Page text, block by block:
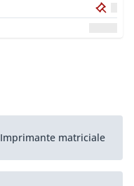
Imprimante matriciale